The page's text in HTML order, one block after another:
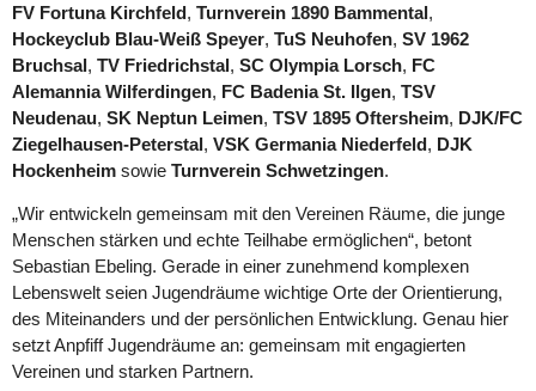
FV Fortuna Kirchfeld, Turnverein 1890 Bammental,
Hockeyclub Blau‑Weiß Speyer, TuS Neuhofen, SV 1962
Bruchsal, TV Friedrichstal, SC Olympia Lorsch, FC
Alemannia Wilferdingen, FC Badenia St. Ilgen, TSV
Neudenau, SK Neptun Leimen, TSV 1895 Oftersheim, DJK/FC
Ziegelhausen‑Peterstal, VSK Germania Niederfeld, DJK
Hockenheim sowie Turnverein Schwetzingen.
„Wir entwickeln gemeinsam mit den Vereinen Räume, die junge
Menschen stärken und echte Teilhabe ermöglichen“, betont
Sebastian Ebeling. Gerade in einer zunehmend komplexen
Lebenswelt seien Jugendräume wichtige Orte der Orientierung,
des Miteinanders und der persönlichen Entwicklung. Genau hier
setzt Anpfiff Jugendräume an: gemeinsam mit engagierten
Vereinen und starken Partnern.